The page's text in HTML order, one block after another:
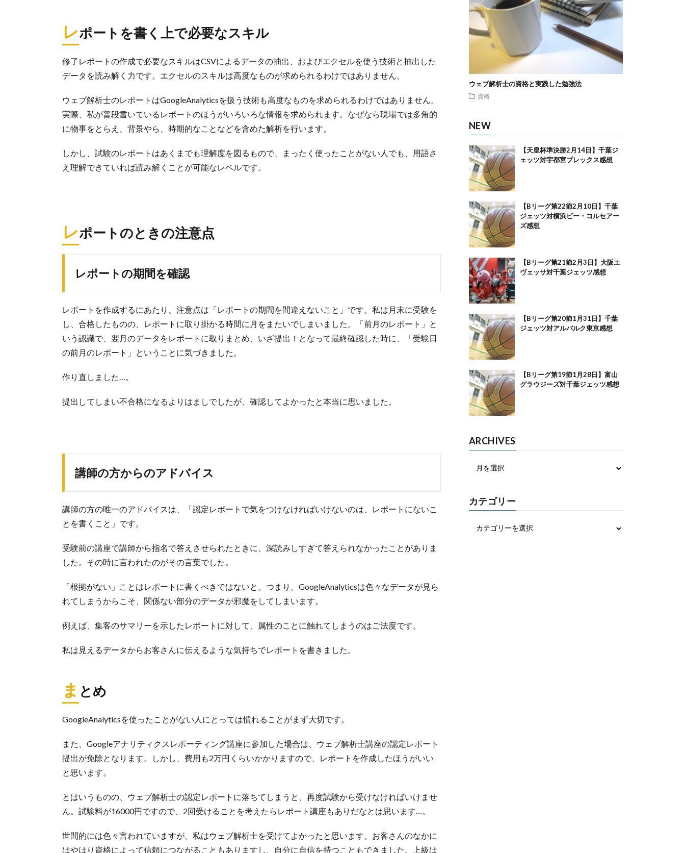
レポートを書く上で必要なスキル
修了レポートの作成で必要なスキルはCSVによるデータの抽出、およびエクセルを使う技術と抽出した
データを読み解く力です。エクセルのスキルは高度なものが求められるわけではありません。
ウェブ解析士のレポートはGoogleAnalyticsを扱う技術も高度なものを求められるわけではありません。
実際、私が普段書いているレポートのほうがいろいろな情報を求められます。なぜなら現場では多角的
に物事をとらえ、背景やら、時期的なことなどを含めた解析を行います。
しかし、試験のレポートはあくまでも理解度を図るもので、まったく使ったことがない人でも、用語さ
え理解できていれば読み解くことが可能なレベルです。
レポートのときの注意点
レポートの期間を確認
レポートを作成するにあたり、注意点は「レポートの期間を間違えないこと」です。私は月末に受験を
し、合格したものの、レポートに取り掛かる時間に月をまたいでしまいました。「前月のレポート」と
いう認識で、翌月のデータをレポートに取りまとめ、いざ提出！となって最終確認した時に、「受験日
の前月のレポート」ということに気づきました。
作り直しました…。
提出してしまい不合格になるよりはましでしたが、確認してよかったと本当に思いました。
講師の方からのアドバイス
講師の方の唯一のアドバイスは、「認定レポートで気をつけなければいけないのは、レポートにないこ
とを書くこと」です。
受験前の講座で講師から指名で答えさせられたときに、深読みしすぎて答えられなかったことがありま
した。その時に言われたのがその言葉でした。
「根拠がない」ことはレポートに書くべきではないと。つまり、GoogleAnalyticsは色々なデータが見ら
れてしまうからこそ、関係ない部分のデータが邪魔をしてしまいます。
例えば、集客のサマリーを示したレポートに対して、属性のことに触れてしまうのはご法度です。
私は見えるデータからお客さんに伝えるような気持ちでレポートを書きました。
ま とめ
GoogleAnalyticsを使ったことがない人にとっては慣れることがまず大切です。
また、Googleアナリティクスレポーティング講座に参加した場合は、ウェブ解析士講座の認定レポート
提出が免除となります。しかし、費用も2万円くらいかかりますので、レポートを作成したほうがいい
と思います。
とはいうものの、ウェブ解析士の認定レポートに落ちてしまうと、再度試験から受けなければいけませ
ん。試験料が16000円ですので、2回受けることを考えたらレポート講座もありだなとは思います…。
世間的には色々言われていますが、私はウェブ解析士を受けてよかったと思います。お客さんのなかに
はやはり資格によって信頼につながることもありますし、自分に自信を持つこともできました。上級は
ウェブ解析士の資格と実践した勉強法
資格
NEW
【天皇杯準決勝2月14日】千葉ジ
ェッツ対宇都宮ブレックス感想
【Bリーグ第22節2月10日】千葉
ジェッツ対横浜ビー・コルセアー
ズ感想
【Bリーグ第21節2月3日】大阪エ
ヴェッサ対千葉ジェッツ感想
【Bリーグ第20節1月31日】千葉
ジェッツ対アルバルク東京感想
【Bリーグ第19節1月28日】富山
グラウジーズ対千葉ジェッツ感想
ARCHIVES
カテゴリー